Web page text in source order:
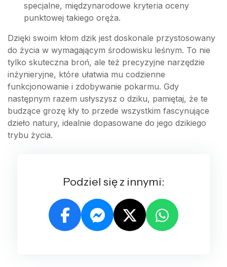
specjalne, międzynarodowe kryteria oceny
punktowej takiego oręża.
Dzięki swoim kłom dzik jest doskonale przystosowany
do życia w wymagającym środowisku leśnym. To nie
tylko skuteczna broń, ale też precyzyjne narzędzie
inżynieryjne, które ułatwia mu codzienne
funkcjonowanie i zdobywanie pokarmu. Gdy
następnym razem usłyszysz o dziku, pamiętaj, że te
budzące grozę kły to przede wszystkim fascynujące
dzieło natury, idealnie dopasowane do jego dzikiego
trybu życia.
Podziel się z innymi: